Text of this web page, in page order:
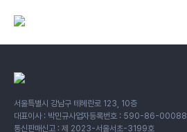
서울특별시 강남구 테헤란로 123, 10층
대표이사 : 박민규사업자등록번호 : 590-86-00088
통신판매신고 : 제 2023-서울서초-3199호